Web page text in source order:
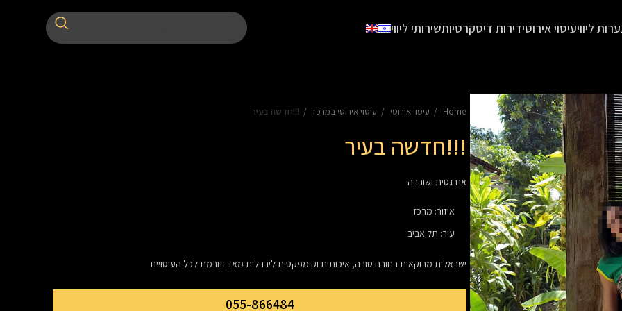
ליוויעיסוי אירוטידירות דיסקרטיותשירותי ליווי
Home עיסוי אירוטי עיסוי אירוטי במרכז !!!חדשה בעיר
!!!חדשה בעיר
אנרגטית ושובבה
איזור: מרכז
עיר: תל אביב
ישראלית מרוקאית בחורה טובה, איכותית וקומפקטית ליברלית מאד וזורמת לכל העיסויים
055-866484